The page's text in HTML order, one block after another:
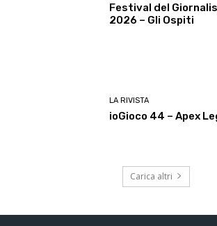
Festival del
2026 – Gli Ospiti
LA RIVISTA
ioGioco 44 – Apex
Carica altri